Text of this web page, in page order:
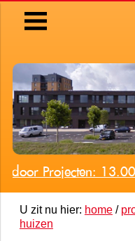
Projecten:
U zit nu hier: home/
huizen